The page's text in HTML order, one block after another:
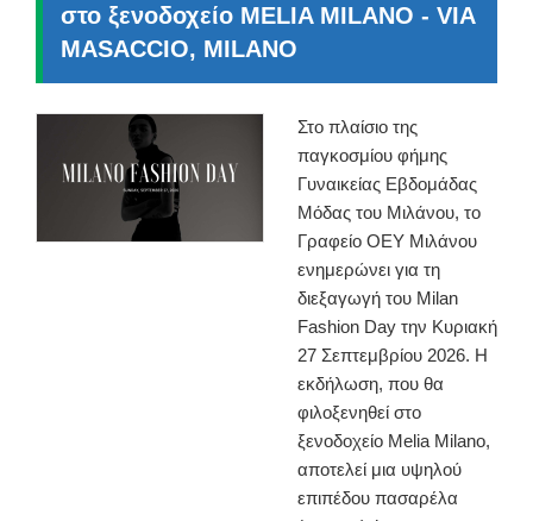
στο ξενοδοχείο MELIA MILANO - VIA
MASACCIO, MILANO
Στο πλαίσιο της
παγκοσμίου φήμης
Γυναικείας Εβδομάδας
Μόδας του Μιλάνου, το
Γραφείο ΟΕΥ Μιλάνου
ενημερώνει για τη
διεξαγωγή του Milan
Fashion Day την Κυριακή
27 Σεπτεμβρίου 2026. Η
εκδήλωση, που θα
φιλοξενηθεί στο
ξενοδοχείο Melia Milano,
αποτελεί μια υψηλού
επιπέδου πασαρέλα